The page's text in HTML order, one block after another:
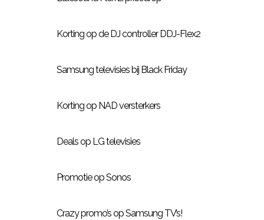
Korting op de DJ controller DDJ-Flex2
Samsung televisies bij Black Friday
Korting op NAD versterkers
Deals op LG televisies
Promotie op Sonos
Crazy promo’s op Samsung TV’s!